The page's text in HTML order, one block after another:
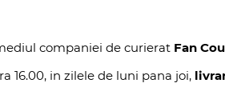
companiei de curierat Fan
16.00, in zilele de luni pana joi,